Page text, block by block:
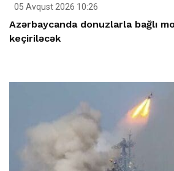
05 Avqust 2026 10:26
Azərbaycanda donuzlarla bağlı
keçiriləcək